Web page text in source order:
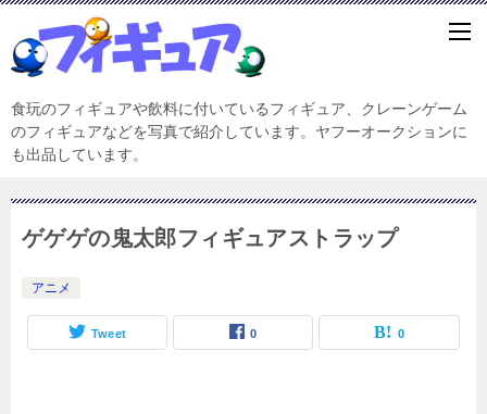
食玩のフィギュアや飲料に付いているフィギュア、クレーンゲーム
のフィギュアなどを写真で紹介しています。ヤフーオークションに
も出品しています。
ゲゲゲの鬼太郎フィギュアストラップ
アニメ
Tweet 0 0